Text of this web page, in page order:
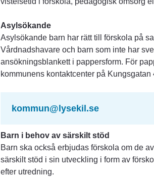
Asylsökande
Asylsökande barn har rätt till förskola på
Vårdnadshavare och barn som inte har
ansökningsblankett i pappersform. För
kommunens kontaktcenter på Kungsgatan
kommun@lysekil.se
Barn i behov av särskilt stöd
Barn ska också erbjudas förskola om de
särskilt stöd i sin utveckling i form av
efter utredning.